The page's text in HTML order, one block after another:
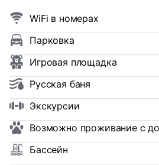
WiFi в номерах
Парковка
Игровая площадка
Русская баня
Экскурсии
Возможно проживание с
Бассейн